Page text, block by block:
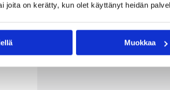
joita on kerätty, kun olet käyttänyt heidän
Muokkaa